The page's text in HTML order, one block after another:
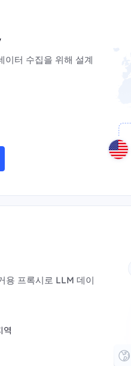
이터 수집을 위해 설계
프록시로 LLM 데이
역